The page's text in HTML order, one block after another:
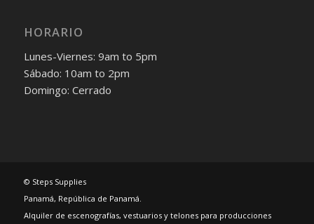
HORARIO
Lunes-Viernes: 9am to 5pm
Sábado: 10am to 2pm
Domingo: Cerrado
© Steps Supplies
Panamá, República de Panamá.
Alquiler de escenografías, vestuarios y telones para producciones